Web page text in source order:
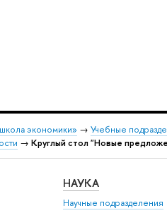
экономики» → Учебные
→ Круглый стол "Новые
НАУКА
Научные подразделения